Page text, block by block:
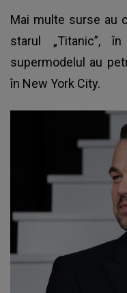
Mai multe surse au
starul „Titanic”,
supermodelul au
în New York City.